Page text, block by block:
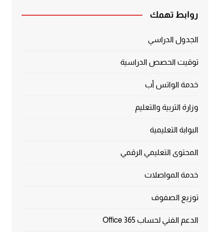
روابط تهمك
الجدول الدراسي
توقيت الحصص الدراسية
خدمة الواتس أب
وزارة التربية والتعليم
البوابة التعليمية
المحتوى التعليمي الرقمي
خدمة المواصلات
توزيع الصفوف
الدعم الفني لحساب Office 365